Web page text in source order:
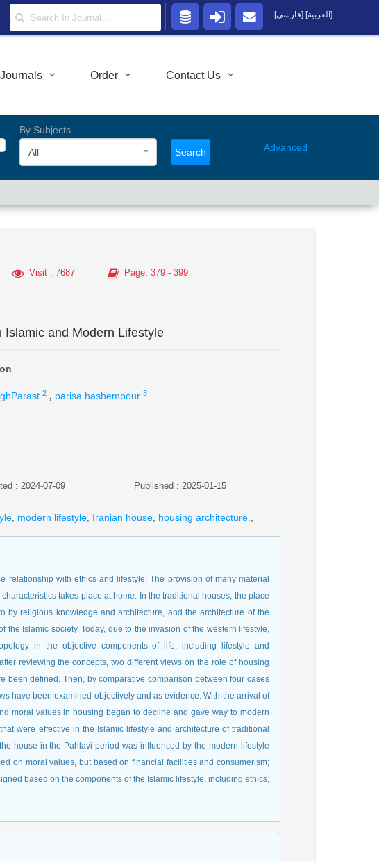
Order Contact Us
By Subjects
All
Search Advanced
Visit: 7687 Page: 379 - 399
and Modern Lifestyle
2 , parisa hashempour 3
: 2024-07-09 Published : 2025-01-15
modern lifestyle Iranian house housing architecture.
relationship with ethics and lifestyle; The provision of many material
takes place at home. In the traditional houses, the place
by religious knowledge and architecture, and the architecture of the
the Islamic society. Today, due to the invasion of the western lifestyle,
in the objective components of life, including lifestyle and
reviewing the concepts, two different views on the role of housing
been defined. Then, by comparative comparison between four cases
have been examined objectively and as evidence. With the arrival of
moral values in housing began to decline and gave way to modern
were effective in the Islamic lifestyle and architecture of traditional
house in the Pahlavi period was influenced by the modern lifestyle
on moral values, but based on financial facilities and consumerism;
based on the components of the Islamic lifestyle, including ethics,
[فارسی] [العربية]